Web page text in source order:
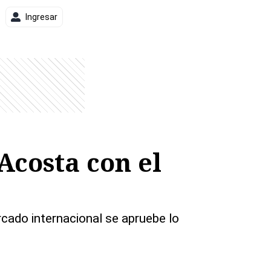
Ingresar
con el
internacional se apruebe lo